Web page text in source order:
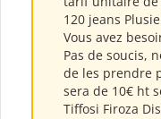
120 jeans
Vous avez
Pas de soucis,
de les prendre
sera de 10€ ht
Tiffosi Firoza